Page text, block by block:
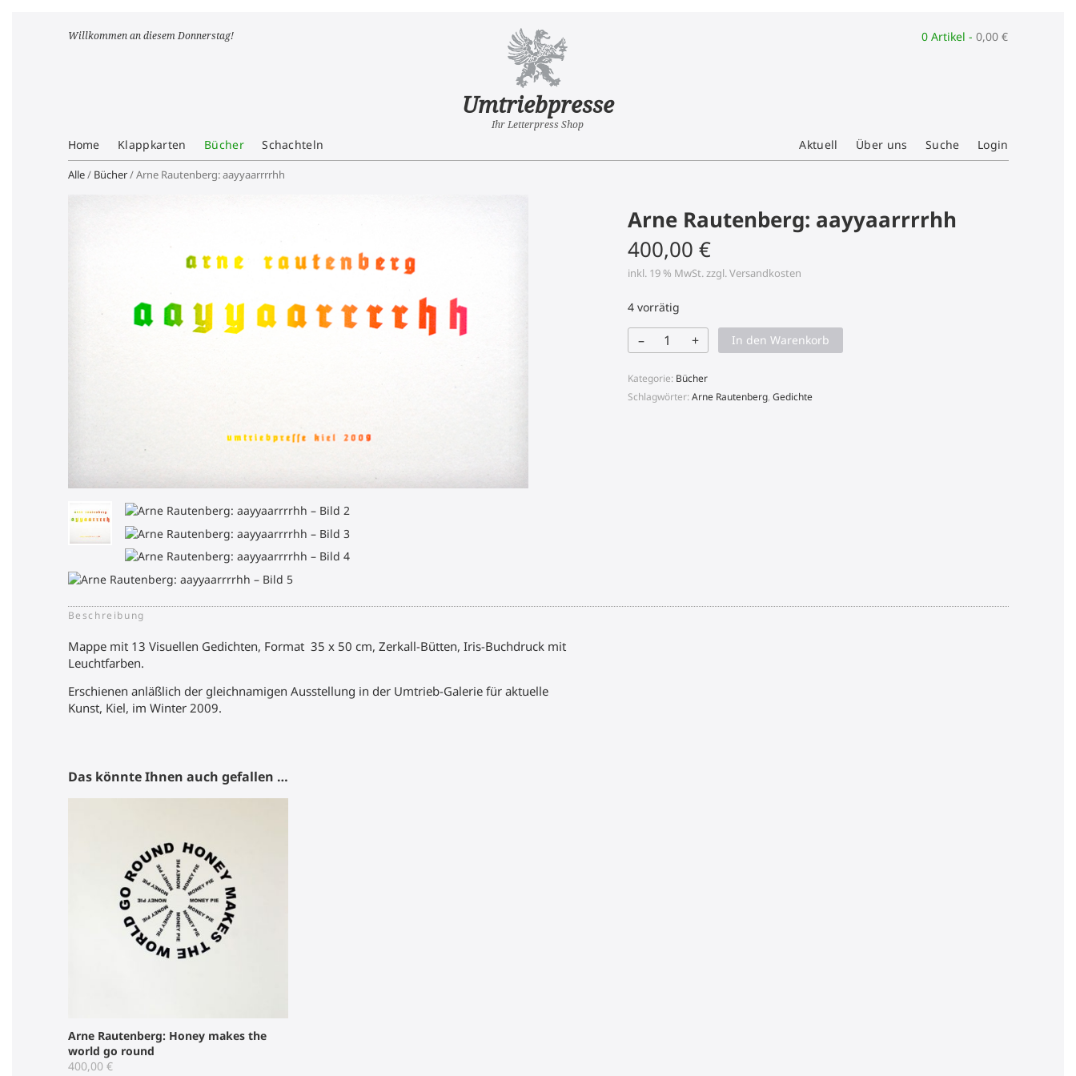
Willkommen an diesem Donnerstag!
Umtriebpresse
Ihr Letterpress Shop
0 Artikel -0,00€
Home Klappkarten Bücher Schachteln Aktuell Über uns Suche Login
Alle/ Bücher/ Arne Rautenberg: aayyaarrrrhh
Arne Rautenberg: aayyaarrrrhh
400,00€
inkl. 19 % MwSt.zzgl.Versandkosten
4 vorrätig
–
Arne
Rautenberg:
Menge
+ In den Warenkorb
Kategorie: Bücher
Schlagwörter:Arne Rautenberg,Gedichte
Beschreibung
Mappe mit 13 Visuellen Gedichten, Format 35 x 50 cm, Zerkall-Bütten, Iris-Buchdruck mit
Leuchtfarben.
Erschienen anläßlich der gleichnamigen Ausstellung in der Umtrieb-Galerie für aktuelle
Kunst, Kiel, im Winter 2009.
Das könnte Ihnen auch gefallen …
Arne Rautenberg: Honey makes the
world go round
400,00 €